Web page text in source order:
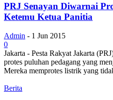
PRJ Senayan Diwarnai
Ketemu Ketua Panitia
Admin - 1 Jun 2015
0
Jakarta - Pesta Rakyat Jakarta
protes puluhan pedagang yang
Mereka memprotes listrik yang
Berita